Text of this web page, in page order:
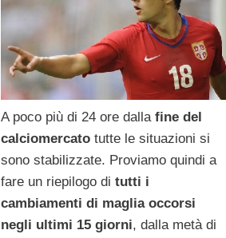
A poco più di 24 ore dalla fine del
calciomercatotutte le situazioni si
sono stabilizzate. Proviamo quindi a
fare un riepilogo di tutti i
cambiamenti di maglia occorsi
negli ultimi 15 giorni, dalla metà di